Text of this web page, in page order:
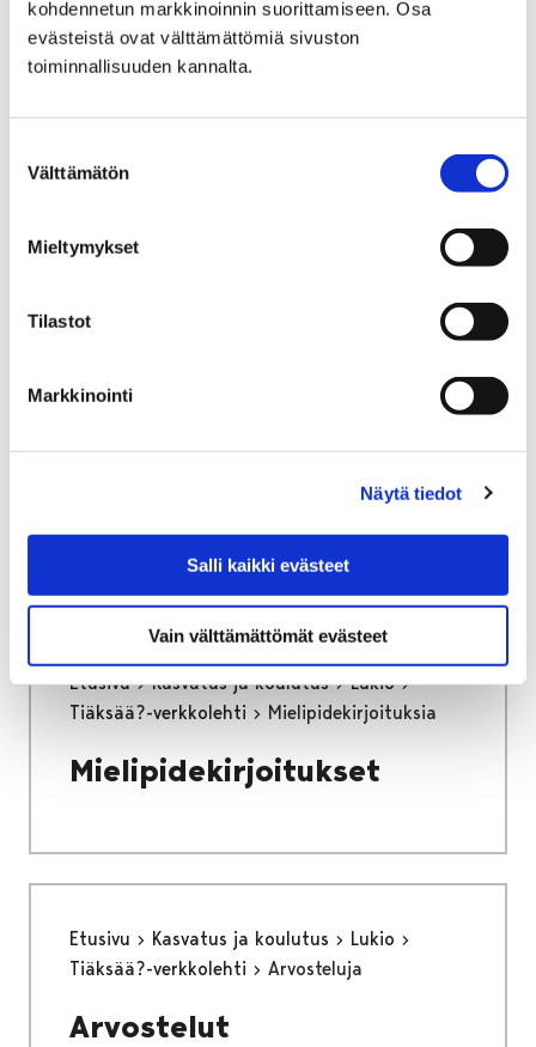
kohdennetun markkinoinnin suorittamiseen. Osa
evästeistä ovat välttämättömiä sivuston
toiminnallisuuden kannalta.
valinta
Välttämätön
Mieltymykset
Tilastot
Markkinointi
Näytä tiedot
Salli kaikki evästeet
Vain välttämättömät evästeet
Katujen päällystystyöt
Yhdistyksille ja seuroille
jälkiasennushissin rakentamiseen
Etusivu Kasvatus ja koulutus
Lukio
Tiäksää?-verkkolehti
Mielipidekirjoituksia
Mielipidekirjoitukset
Etusivu Kasvatus ja koulutus
Lukio
Tiäksää?-verkkolehti
Arvosteluja
Arvostelut